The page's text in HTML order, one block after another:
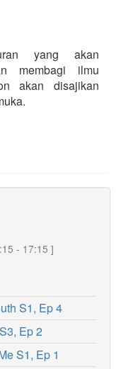
yang akan
membagi ilmu
akan disajikan
- 17:15 ]
S1, Ep 4
Ep 2
S1, Ep 1